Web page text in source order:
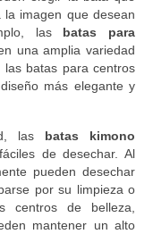
imagen que desean
las batas para
una amplia variedad
batas para centros
más elegante y
las batas kimono
de desechar. Al
pueden desechar
por su limpieza o
centros de belleza,
mantener un alto